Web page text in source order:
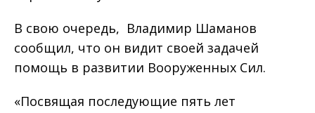
В свою очередь, Владимир Шаманов
сообщил, что он видит своей задачей
помощь в развитии Вооруженных Сил.
«Посвящая последующие пять лет